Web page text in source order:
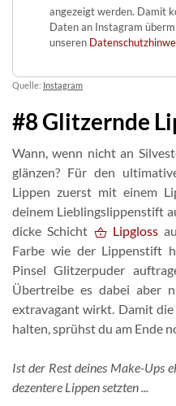
angezeigt werden. Damit
Daten an Instagram
unseren
Quelle: Instagram
#8 Glitzernde
Wann, wenn nicht an
glänzen? Für den
Lippen zuerst mit einem
deinem Lieblingslippenstift
dicke Schicht
Lipgloss
Farbe wie der Lippenstift
Pinsel Glitzerpuder
Übertreibe es dabei aber
extravagant wirkt. Damit
halten, sprühst du am Ende
Ist der Rest deines Make-Ups
dezentere Lippen setzten ...